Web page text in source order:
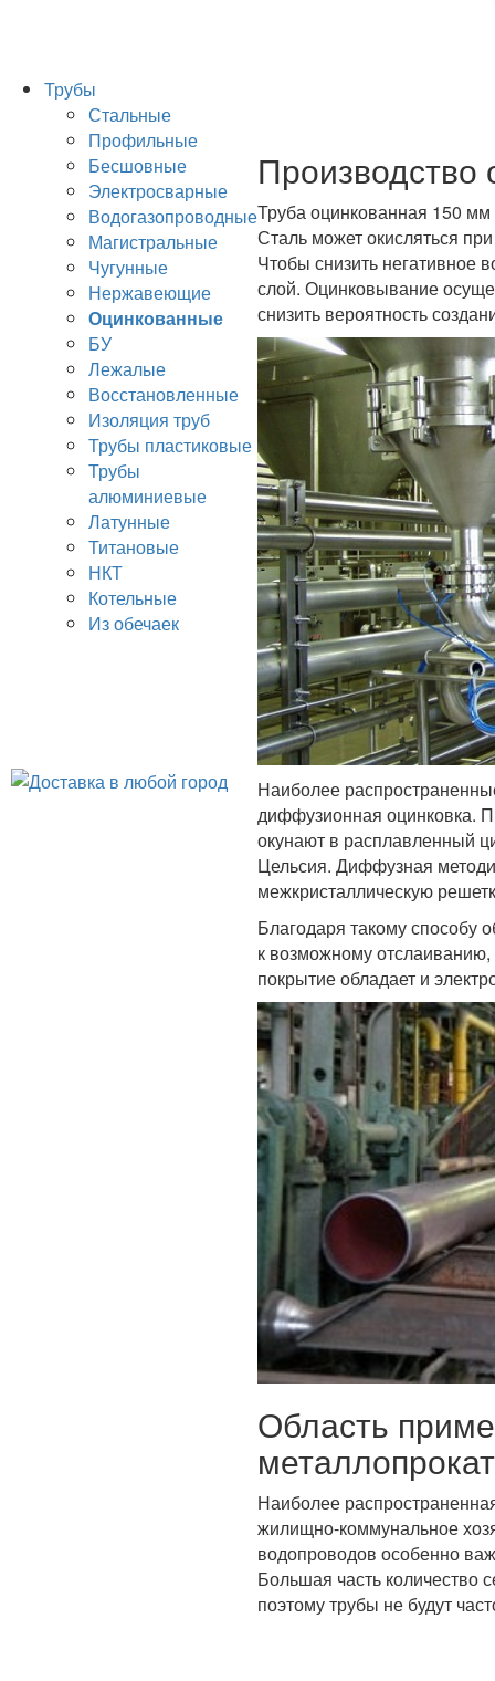
Трубы
Стальные
Профильные
Бесшовные
Электросварные
Водогазопроводные
Магистральные
Чугунные
Нержавеющие
Оцинкованные
БУ
Лежалые
Восстановленные
Изоляция труб
Трубы пластиковые
Трубы
алюминиевые
Латунные
Титановые
НКТ
Котельные
Из обечаек
Производство
Труба оцинкованная 150
Сталь может окисляться
Чтобы снизить негативное
слой. Оцинковывание
снизить вероятность
Наиболее
диффузионная оцинковка.
окунают в расплавленный
Цельсия. Диффузная
межкристаллическую
Благодаря такому способу
к возможному
покрытие обладает и
Область
Наиболее
жилищно-коммунальное
водопроводов особенно
Большая часть количество
поэтому трубы не будут